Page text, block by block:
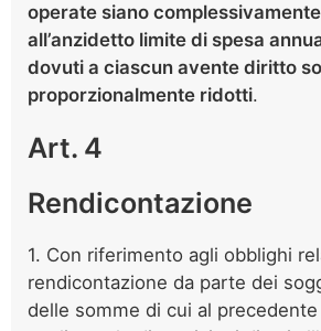
operate siano
all’anzidetto limite di spesa
dovuti a ciascun avente diritto
proporzionalmente ridotti.
Art. 4
Rendicontazione
1. Con riferimento agli obblighi
rendicontazione da parte dei
delle somme di cui al